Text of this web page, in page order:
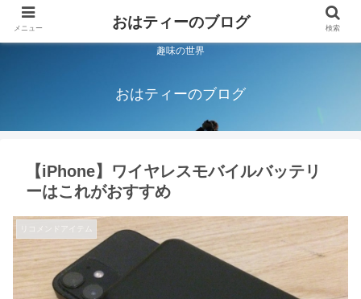
趣味の世界
おはティーのブログ
【iPhone】ワイヤレスモバイルバッテリ
ーはこれがおすすめ
リコメンドアイテム
メニュー おはティーのブログ 検索